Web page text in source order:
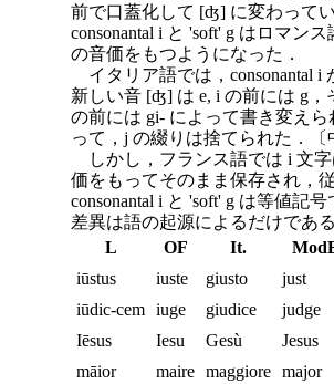
前で口蓋化して [ʤ] に変わって
consonantal i と 'soft' g はロマン
の音価をもつようになった．
イタリア語では，consonantal i
新しい音 [ʤ] は e, i の前には g，
の前には gi- によって書き変えら
って，j の綴りは捨てられた．〔
しかし，フランス語では i 文
価をもってそのまま保存され，
consonantal i と 'soft' g は等値記
差異は語の起源によるだけである
L
OF It.
iūstus
iuste giusto
just
iūdic-cem iuge giudice
judge
Iēsus
Iesu Gesù
Jesus
māior
maire maggiore major